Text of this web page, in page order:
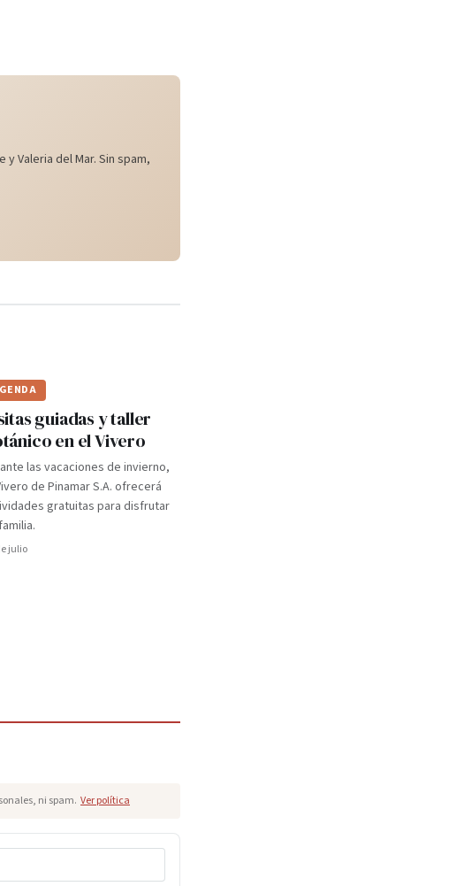
Valeria del Mar. Sin spam,
guiadas y taller
en el Vivero
las vacaciones de invierno,
de Pinamar S.A. ofrecerá
gratuitas para disfrutar
julio
ni spam. Ver política